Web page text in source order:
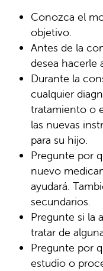
Conozca el
objetivo.
Antes de la
desea hacerle
Durante la
cualquier
tratamiento o
las nuevas
para su hijo.
Pregunte por
nuevo
ayudará.
secundarios.
Pregunte si la
tratar de
Pregunte por
estudio o